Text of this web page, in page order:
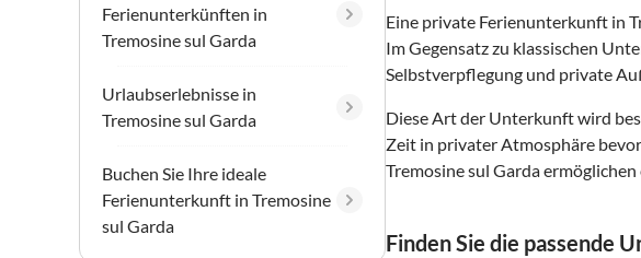
Ferienunterkünften in
Tremosine sul Garda
Urlaubserlebnisse in
Tremosine sul Garda
Buchen Sie Ihre ideale
Ferienunterkunft in Tremosine
sul Garda
Eine private Ferienunterkunft in
Im Gegensatz zu klassischen
Selbstverpflegung und private
Diese Art der Unterkunft wird
Zeit in privater Atmosphäre
Tremosine sul Garda
Finden Sie die passende